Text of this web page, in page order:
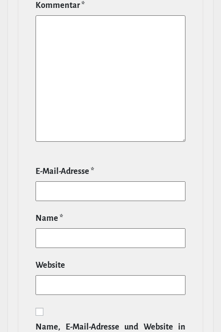
Kommentar*
E‑Mail-​Adresse *
Name *
Website
Name, E‑Mail-​Adresse und Website in